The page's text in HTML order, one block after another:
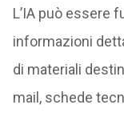
L’IA può essere
informazioni
di materiali
mail, schede